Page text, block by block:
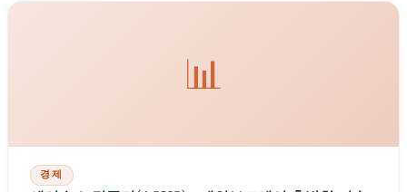
📊
경제